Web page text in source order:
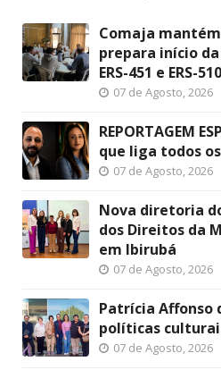
Comaja
prepara início
ERS-451 e ERS-510
07 de Agosto, 2026
REPORTAGEM
que liga todos
07 de Agosto, 2026
Nova diretoria
dos Direitos da
em Ibirubá
07 de Agosto, 2026
Patrícia Affonso
políticas
07 de Agosto, 2026